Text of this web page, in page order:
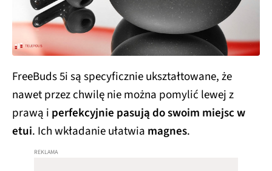
FreeBuds 5i są specyficznie ukształtowane, że
nawet przez chwilę nie można pomylić lewej z
prawą i perfekcyjnie pasują do swoim miejsc w
etui. Ich wkładanie ułatwia magnes.